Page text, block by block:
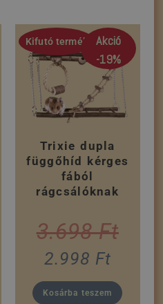
Kifutó termék
Akció
-19%
Trixie dupla
függőhíd kérges
fából
rágcsálóknak
3.698Ft
2.998 Ft
Kosárba teszem